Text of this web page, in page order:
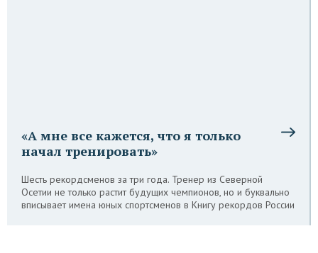
«А мне все кажется, что я только
начал тренировать»
Шесть рекордсменов за три года. Тренер из Северной
Осетии не только растит будущих чемпионов, но и буквально
вписывает имена юных спортсменов в Книгу рекордов России